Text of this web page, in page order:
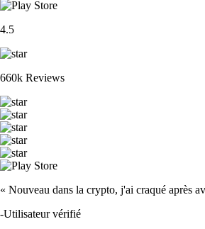
4.5
660k Reviews
« Nouveau dans la crypto, j'ai craqué après
-Utilisateur vérifié